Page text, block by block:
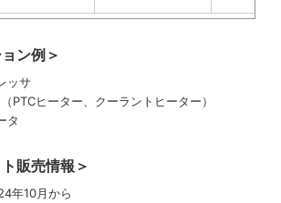
ン例＞
ッサ
PTCヒーター、クーラントヒーター）
タ
販売情報＞
年10月から